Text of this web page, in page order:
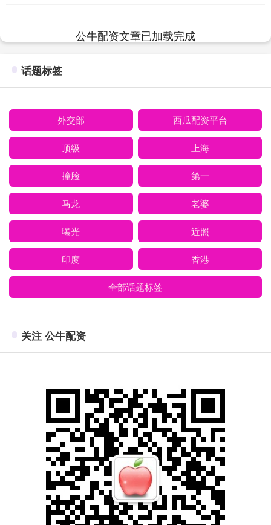
公牛配资文章已加载完成
话题标签
外交部 西瓜配资平台
顶级 上海
撞脸 第一
马龙 老婆
曝光 近照
印度 香港
全部话题标签
关注 公牛配资